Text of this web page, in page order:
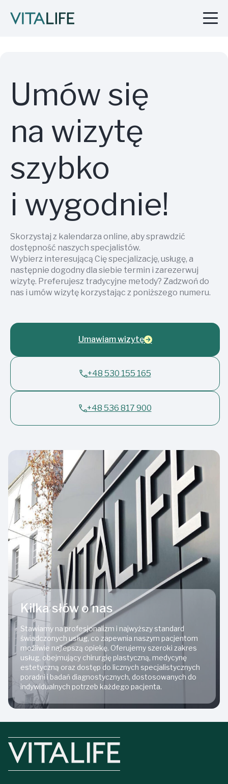
Umów się
na wizytę
szybko
i wygodnie!
Skorzystaj z kalendarza online, aby sprawdzić
dostępność naszych specjalistów.
Wybierz interesującą Cię specjalizację, usługę, a
następnie dogodny dla siebie termin i zarezerwuj
wizytę. Preferujesz tradycyjne metody? Zadzwoń do
nas i umów wizytę korzystając z poniższego numeru.
Umawiam wizytę
+48 530 155 165
+48 536 817 900
Kilka słów o nas
Stawiamy na profesjonalizm i najwyższy standard
świadczonych usług, co zapewnia naszym pacjentom
możliwie najlepszą opiekę. Oferujemy szeroki zakres
usług, obejmujący chirurgię plastyczną, medycynę
estetyczną oraz dostęp do licznych specjalistycznych
poradni i badań diagnostycznych, dostosowanych do
indywidualnych potrzeb każdego pacjenta.